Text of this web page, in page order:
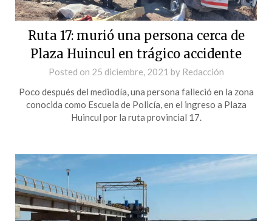
Ruta 17: murió una persona cerca de
Plaza Huincul en trágico accidente
Posted on 25 diciembre, 2021 by Redacción
Poco después del mediodía, una persona falleció en la zona
conocida como Escuela de Policía, en el ingreso a Plaza
Huincul por la ruta provincial 17.